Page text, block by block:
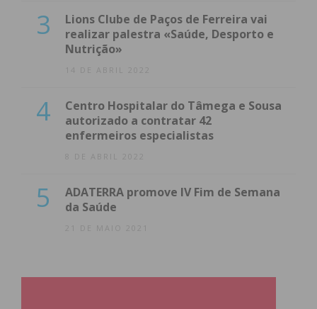
3
Lions Clube de Paços de Ferreira vai
realizar palestra «Saúde, Desporto e
Nutrição»
14 DE ABRIL 2022
4
Centro Hospitalar do Tâmega e Sousa
autorizado a contratar 42
enfermeiros especialistas
8 DE ABRIL 2022
5
ADATERRA promove IV Fim de Semana
da Saúde
21 DE MAIO 2021